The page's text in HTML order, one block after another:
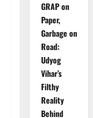
GRAP on
Paper,
Garbage on
Road:
Udyog
Vihar’s
Filthy
Reality
Behind